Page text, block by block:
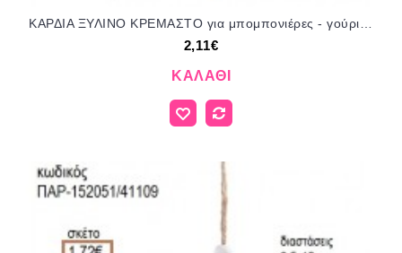
ΚΑΡΔΙΑ ΞΥΛΙΝΟ ΚΡΕΜΑΣΤΟ για μπομπονιέρες - γούρια ΠΑΡ-282021/41140 2.11€!!!
2,11€
ΚΑΛΆΘΙ